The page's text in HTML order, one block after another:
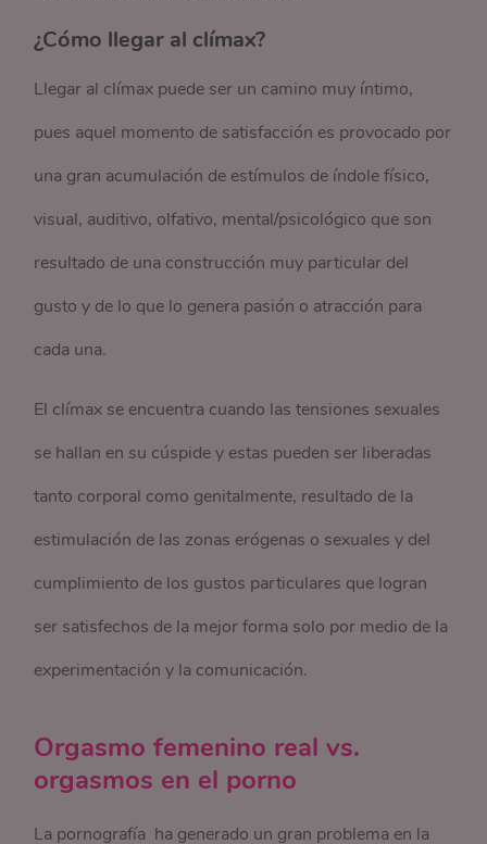
¿Cómo llegar al clímax?
Llegar al clímax puede ser un camino muy íntimo,
pues aquel momento de satisfacción es provocado por
una gran acumulación de estímulos de índole físico,
visual, auditivo, olfativo, mental/psicológico que son
resultado de una construcción muy particular del
gusto y de lo que lo genera pasión o atracción para
cada una.
El clímax se encuentra cuando las tensiones sexuales
se hallan en su cúspide y estas pueden ser liberadas
tanto corporal como genitalmente, resultado de la
estimulación de las zonas erógenas o sexuales y del
cumplimiento de los gustos particulares que logran
ser satisfechos de la mejor forma solo por medio de la
experimentación y la comunicación.
Orgasmo femenino real vs.
orgasmos en el porno
La pornografía ha generado un gran problema en la